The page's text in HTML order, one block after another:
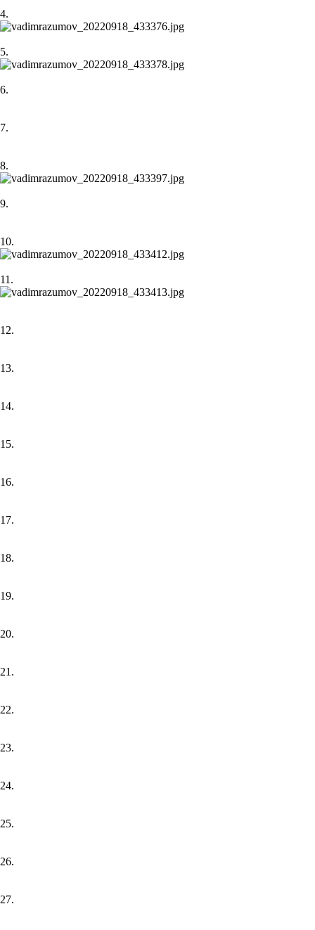
4.
5.
6.
7.
8.
9.
10.
11.
12.
13.
14.
15.
16.
17.
18.
19.
20.
21.
22.
23.
24.
25.
26.
27.